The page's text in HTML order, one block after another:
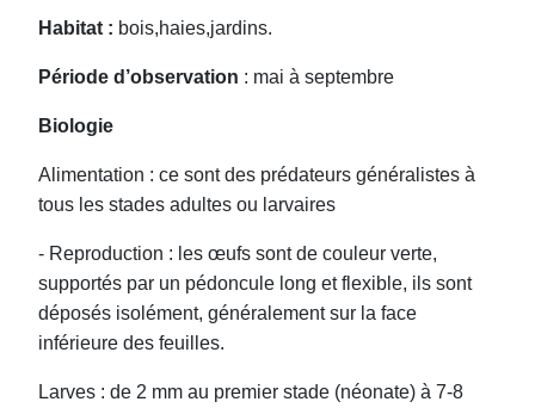
Habitat : bois,haies,jardins.
Période d’observation : mai à septembre
Biologie
Alimentation : ce sont des prédateurs généralistes à
tous les stades adultes ou larvaires
- Reproduction : les œufs sont de couleur verte,
supportés par un pédoncule long et flexible, ils sont
déposés isolément, généralement sur la face
inférieure des feuilles.
Larves : de 2 mm au premier stade (néonate) à 7-8